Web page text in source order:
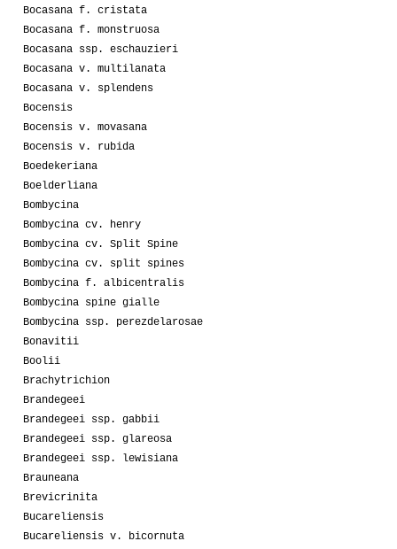
Bocasana f. cristata
Bocasana f. monstruosa
Bocasana ssp. eschauzieri
Bocasana v. multilanata
Bocasana v. splendens
Bocensis
Bocensis v. movasana
Bocensis v. rubida
Boedekeriana
Boelderliana
Bombycina
Bombycina cv. henry
Bombycina cv. Split Spine
Bombycina cv. split spines
Bombycina f. albicentralis
Bombycina spine gialle
Bombycina ssp. perezdelarosae
Bonavitii
Boolii
Brachytrichion
Brandegeei
Brandegeei ssp. gabbii
Brandegeei ssp. glareosa
Brandegeei ssp. lewisiana
Brauneana
Brevicrinita
Bucareliensis
Bucareliensis v. bicornuta